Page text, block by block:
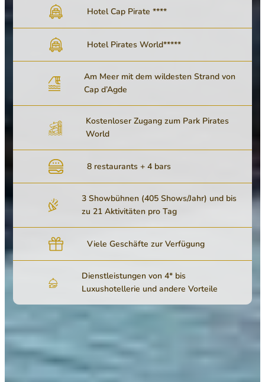
Hotel Cap Pirate ****
Hotel Pirates World*****
Am Meer mit dem wildesten Strand von
Cap d’Agde
Kostenloser Zugang zum Park Pirates
World
8 restaurants + 4 bars
3 Showbühnen (405 Shows/Jahr) und bis
zu 21 Aktivitäten pro Tag
Viele Geschäfte zur Verfügung
Dienstleistungen von 4* bis
Luxushotellerie und andere Vorteile